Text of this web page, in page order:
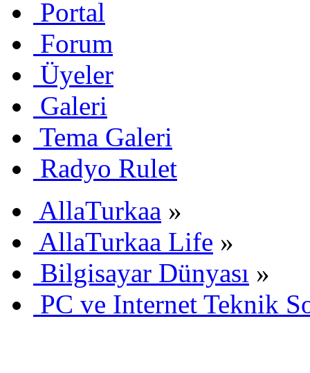
Portal
Forum
Üyeler
Galeri
Tema Galeri
Radyo Rulet
AllaTurkaa »
AllaTurkaa Life »
Bilgisayar Dünyası »
PC ve Internet Teknik